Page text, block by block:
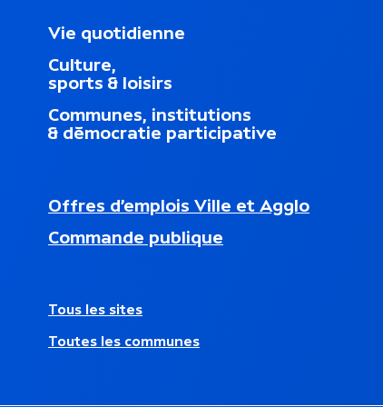
onglet)
M
n
u
d
u
p
d
d
e
p
e
Vie quotidienne
Culture,
sports & loisirs
Communes, institutions
& démocratie participative
N
v
t
i
o
Offres d’emplois Ville et Agglo
Commande publique
A
t
s
Tous les sites
Toutes les communes